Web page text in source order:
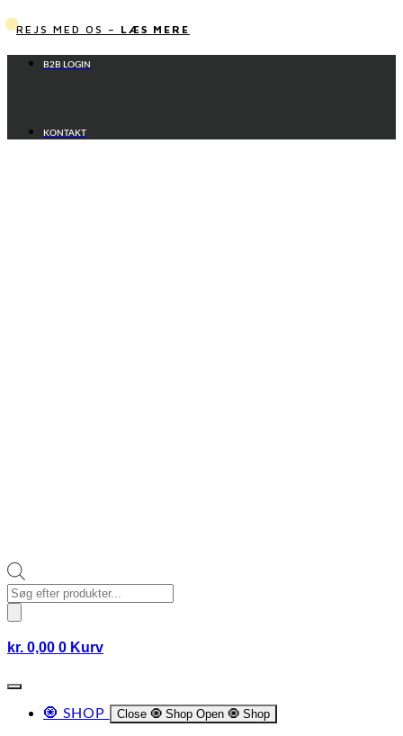
tilREJS MED OS – LÆS MERE
B2B LOGIN
KONTAKT
Products
search
kr. 0,00 0 Kurv
🧿 SHOP Close 🧿 Shop Open 🧿 Shop